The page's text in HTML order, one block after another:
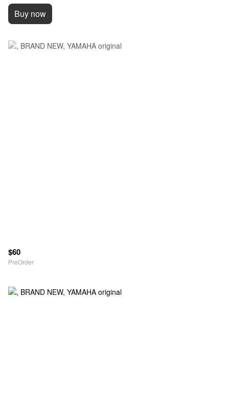
Buy now
$60
PreOrder